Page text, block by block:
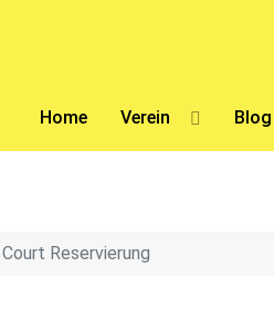
Home Verein Blog
Court Reservierung